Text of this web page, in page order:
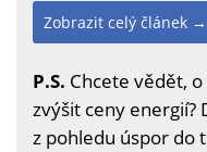
Zobrazit celý článek →
P.S. Chcete vědět,
zvýšit ceny energií?
z pohledu úspor do